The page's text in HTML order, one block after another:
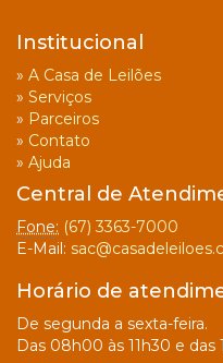
Institucional
» A Casa de Leilões
» Serviços
» Parceiros
» Contato
» Ajuda
Central de
Fone: (67) 3363-7000
E-Mail:
Horário de
De segunda a sexta-feira.
Das 08h00 às 11h30 e das